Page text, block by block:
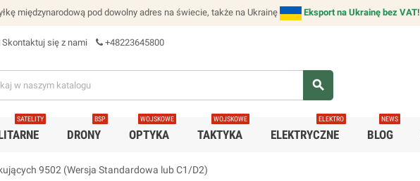
międzynarodową pod dowolny adres na świecie, także na Ukrainę Eksport na Ukrainę bez VAT!
Skontaktuj się z nami +48223645800
search
SATELITY
DRONY
BSP
OPTYKA
WOJSKOWE
TAKTYKA
WOJSKOWE
ELEKTRYCZNE
ELEKTRO
BLOG
NEWS
9502 (Wersja Standardowa lub C1/D2)